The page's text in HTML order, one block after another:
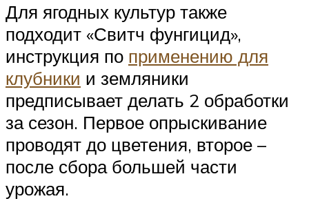
Для ягодных культур также
подходит «Свитч фунгицид»,
инструкция по применению для
клубники и земляники
предписывает делать 2 обработки
за сезон. Первое опрыскивание
проводят до цветения, второе –
после сбора большей части
урожая.